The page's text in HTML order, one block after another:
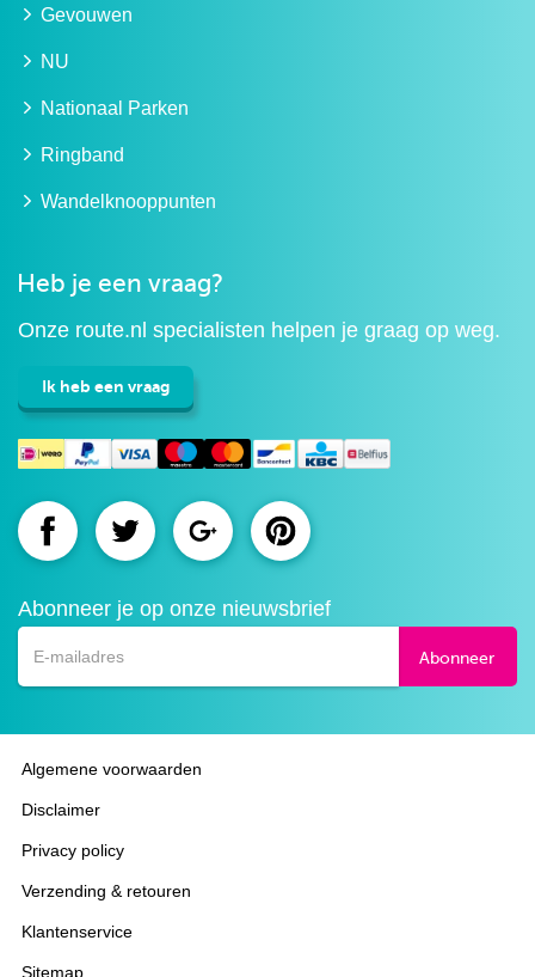
Gevouwen
NU
Nationaal Parken
Ringband
Wandelknooppunten
Heb je een vraag?
Onze route.nl specialisten helpen je graag op weg.
Ik heb een vraag
Route.nl
Facebook
Route.nlRoute.nlRoute.nl
Abonneer je op onze nieuwsbrief
Abonneer
Algemene voorwaarden
Disclaimer
Privacy policy
Verzending & retouren
Klantenservice
Sitemap